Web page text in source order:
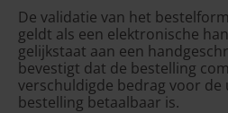
De validatie van het
geldt als een elektronische
gelijkstaat aan een
bevestigt dat de bestelling
verschuldigde bedrag voor de
bestelling betaalbaar is.
kr.)
Duitsland (EUR €)
Estland (EUR €)
Faeröer (DKK kr.)